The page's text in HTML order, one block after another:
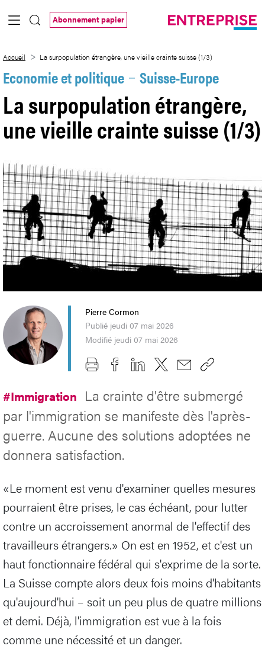
Saut au contenu principal
Abonnement papier
Accueil La surpopulation étrangère, une vieille crainte suisse (1/3)
Economie et politique Suisse-Europe
La surpopulation étrangère,
une vieille crainte suisse (1/3)
Pierre Cormon
Publié jeudi 07 mai 2026
Modifié jeudi 07 mai 2026
#Immigration La crainte d'être submergé
par l'immigration se manifeste dès l'après-
guerre. Aucune des solutions adoptées ne
donnera satisfaction.
«Le moment est venu d'examiner quelles mesures
pourraient être prises, le cas échéant, pour lutter
contre un accroissement anormal de l'effectif des
travailleurs étrangers.» On est en 1952, et c'est un
haut fonctionnaire fédéral qui s'exprime de la sorte.
La Suisse compte alors deux fois moins d'habitants
qu'aujourd'hui – soit un peu plus de quatre millions
et demi. Déjà, l'immigration est vue à la fois
comme une nécessité et un danger.